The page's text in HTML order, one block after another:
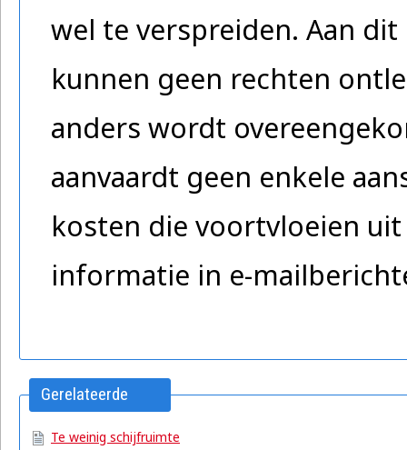
wel te verspreiden. Aan
kunnen geen rechten
anders wordt
aanvaardt geen enkele
kosten die voortvloeien
informatie in e-
Gerelateerde
Te weinig schijfruimte